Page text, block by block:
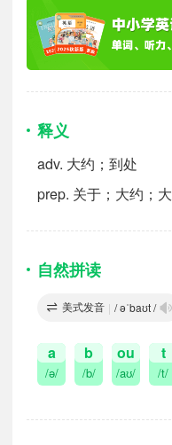
释义
adv. 大约；到处
prep. 关于；大约；
自然拼读
美式发音 | / əˈbaʊt /
a
/ə/
b
/b/
ou
/aʊ/
t
/t/